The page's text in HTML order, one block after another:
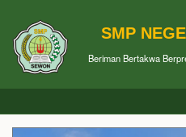
SMP
Beriman Bertakwa